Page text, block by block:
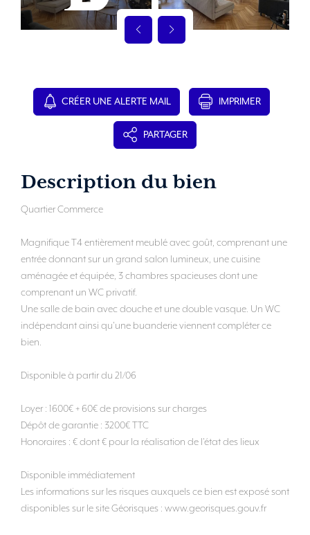
CRÉER UNE ALERTE MAIL IMPRIMER
PARTAGER
Description du bien
Quartier Commerce
Magnifique T4 entièrement meublé avec goût, comprenant une
entrée donnant sur un grand salon lumineux, une cuisine
aménagée et équipée, 3 chambres spacieuses dont une
comprenant un WC privatif.
Une salle de bain avec douche et une double vasque. Un WC
indépendant ainsi qu'une buanderie viennent compléter ce
bien.
Disponible à partir du 21/06
Loyer : 1600€ + 60€ de provisions sur charges
Dépôt de garantie : 3200€ TTC
Honoraires : € dont € pour la réalisation de l'état des lieux
Disponible immédiatement
Les informations sur les risques auxquels ce bien est exposé sont
disponibles sur le site Géorisques : www.georisques.gouv.fr